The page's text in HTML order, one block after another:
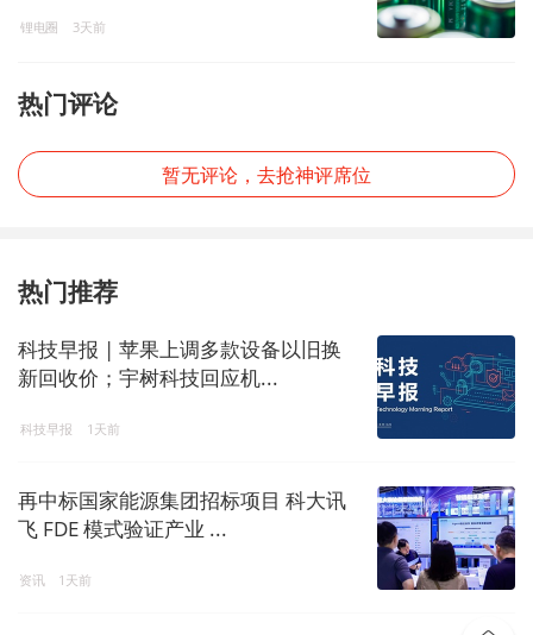
锂电圈 3天前
热门评论
暂无评论，去抢神评席位
热门推荐
科技早报 | 苹果上调多款设备以旧换
新回收价；宇树科技回应机...
科技早报 1天前
再中标国家能源集团招标项目 科大讯
飞 FDE 模式验证产业 ...
资讯 1天前